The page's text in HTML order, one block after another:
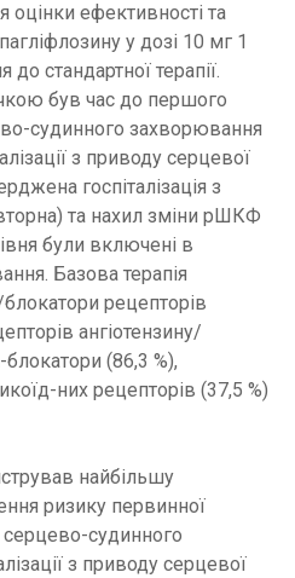
ефективності та
у дозі 10 мг 1
стандартної терапії.
був час до першого
судинного захворювання
з приводу серцевої
госпіталізація з
та нахил зміни рШКФ
були включені в
Базова терапія
рецепторів
ангіотензину/
блокатори (86,3 %),
них рецепторів (37,5 %)
найбільшу
ризику первинної
серцево-судинного
з приводу серцевої